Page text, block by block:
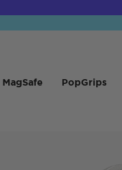
MagSafe PopGrips